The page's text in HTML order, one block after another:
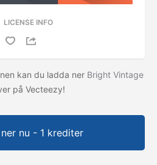
LICENSE INFO
kan du ladda ner Bright Vintage
på Vecteezy!
nu - 1 krediter